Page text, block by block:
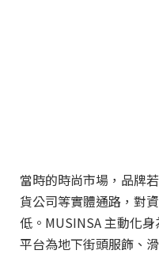
當時的時尚市場，品牌
貨公司等實體通路，對
低。MUSINSA 主動化
平台為地下街頭服飾、